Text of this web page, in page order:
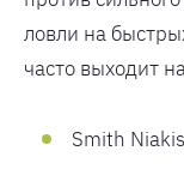
ловли на
часто выходит
Smith Niakis